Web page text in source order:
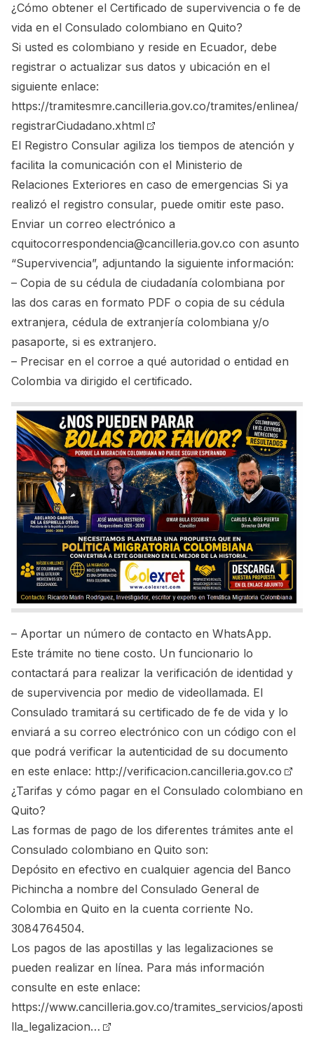
¿Cómo obtener el Certificado de supervivencia o fe de
vida en el Consulado colombiano en Quito?
Si usted es colombiano y reside en Ecuador, debe
registrar o actualizar sus datos y ubicación en el
siguiente enlace:
https://tramitesmre.cancilleria.gov.co/tramites/enlinea/
registrarCiudadano.xhtml
El Registro Consular agiliza los tiempos de atención y
facilita la comunicación con el Ministerio de
Relaciones Exteriores en caso de emergencias Si ya
realizó el registro consular, puede omitir este paso.
Enviar un correo electrónico a
cquitocorrespondencia@cancilleria.gov.co con asunto
“Supervivencia”, adjuntando la siguiente información:
– Copia de su cédula de ciudadanía colombiana por
las dos caras en formato PDF o copia de su cédula
extranjera, cédula de extranjería colombiana y/o
pasaporte, si es extranjero.
– Precisar en el corroe a qué autoridad o entidad en
Colombia va dirigido el certificado.
– Aportar un número de contacto en WhatsApp.
Este trámite no tiene costo. Un funcionario lo
contactará para realizar la verificación de identidad y
de supervivencia por medio de videollamada. El
Consulado tramitará su certificado de fe de vida y lo
enviará a su correo electrónico con un código con el
que podrá verificar la autenticidad de su documento
en este enlace: http://verificacion.cancilleria.gov.co
¿Tarifas y cómo pagar en el Consulado colombiano en
Quito?
Las formas de pago de los diferentes trámites ante el
Consulado colombiano en Quito son:
Depósito en efectivo en cualquier agencia del Banco
Pichincha a nombre del Consulado General de
Colombia en Quito en la cuenta corriente No.
3084764504.
Los pagos de las apostillas y las legalizaciones se
pueden realizar en línea. Para más información
consulte en este enlace:
https://www.cancilleria.gov.co/tramites_servicios/aposti
lla_legalizacion…